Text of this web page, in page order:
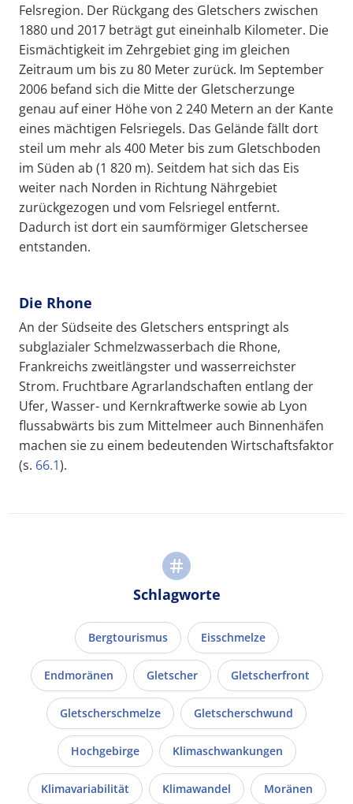
Felsregion. Der Rückgang des Gletschers zwischen
1880 und 2017 beträgt gut eineinhalb Kilometer. Die
Eismächtigkeit im Zehrgebiet ging im gleichen
Zeitraum um bis zu 80 Meter zurück. Im September
2006 befand sich die Mitte der Gletscherzunge
genau auf einer Höhe von 2 240 Metern an der Kante
eines mächtigen Felsriegels. Das Gelände fällt dort
steil um mehr als 400 Meter bis zum Gletschboden
im Süden ab (1 820 m). Seitdem hat sich das Eis
weiter nach Norden in Richtung Nährgebiet
zurückgezogen und vom Felsriegel entfernt.
Dadurch ist dort ein saumförmiger Gletschersee
entstanden.
Die Rhone
An der Südseite des Gletschers entspringt als
subglazialer Schmelzwasserbach die Rhone,
Frankreichs zweitlängster und wasserreichster
Strom. Fruchtbare Agrarlandschaften entlang der
Ufer, Wasser- und Kernkraftwerke sowie ab Lyon
flussabwärts bis zum Mittelmeer auch Binnenhäfen
machen sie zu einem bedeutenden Wirtschaftsfaktor
(s. 66.1).
Schlagworte
Bergtourismus Eisschmelze
Endmoränen Gletscher Gletscherfront
Gletscherschmelze Gletscherschwund
Hochgebirge Klimaschwankungen
Klimavariabilität Klimawandel Moränen